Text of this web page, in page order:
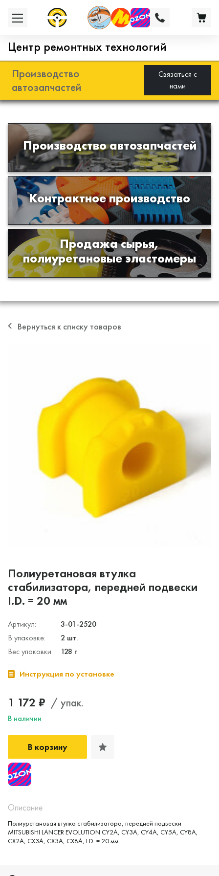
Центр ремонтных технологий
Производство
автозапчастей
Связаться с
нами
Производство автозапчастей
Разработка и производство деталей
из эластомеров для подвески
автомобиля
Контрактное производство
Производство изделий из пластиков
и полимеров по образцам либо
чертежам заказчика
Продажа сырья,
полиуретановые эластомеры
Продажа сырья для производства
изделий из полиуретана
Вернуться к списку товаров
Полиуретановая втулка
стабилизатора, передней подвески
I.D. = 20 мм
Артикул:
3-01-2520
В упаковке:
2 шт.
Вес упаковки:
128 г
Инструкция по установке
1 172 ₽ / упак.
В наличии
В корзину
Описание
Полиуретановая втулка стабилизатора, передней подвески
MITSUBISHI LANCER EVOLUTION CY2A, CY3A, CY4A, CY5A, CY8A,
CX2A, CX3A, CX3A, CX8A, I.D. = 20 мм